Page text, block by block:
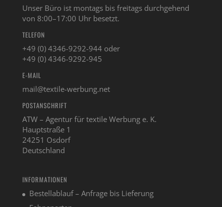
Unser Büro ist montags bis freitags durchgehend
von 8:00–17:00 Uhr besetzt.
TELEFON
+49 (0) 4346-9292-944 oder
+49 (0) 4346-9292-945
E-MAIL
mail@textile-werbung.net
POSTANSCHRIFT
ATW – Agentur für textile Werbung e. K.
Hauptstraße 1
24251 Osdorf
Deutschland
INFORMATIONEN
Bestellablauf – Anfrage bis Lieferung